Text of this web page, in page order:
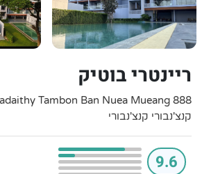
ריינטרי בוטיק
קנצ'נבורי קנצ'נבורי
9.6